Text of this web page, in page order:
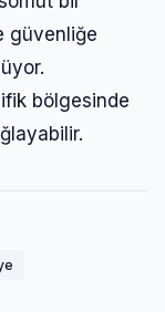
güvenliğe
bölgesinde